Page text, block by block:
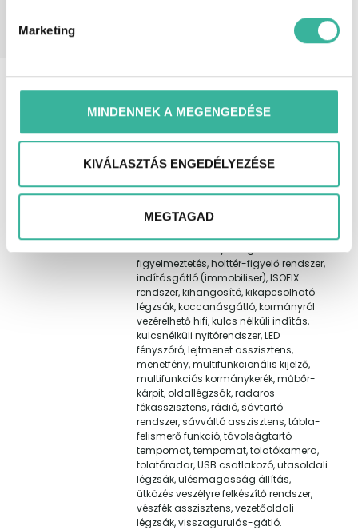
Marketing
MINDENNEK A MEGENGEDÉSE
KIVÁLASZTÁS ENGEDÉLYEZÉSE
MEGTAGAD
Extra
felszereltség
6 hangszóró, 360 fokos
kamerarendszer, ABS (blokkolásgátló),
Android Auto, Apple CarPlay, automata
fényszórókapcsolás, automatikus
segélyhívó, defekttűrő abroncsok,
elektromosan behajtható külső tükrök,
(menetstabilizátor), fáradtságérzékelő,
fűthető első ülés, guminyomás-
hátsó keresztirányú forgalomra
figyelmeztetés, holttér-figyelő rendszer,
indításgátló (immobiliser), ISOFIX
rendszer, kihangosító, kikapcsolható
légzsák, koccanásgátló, kormányról
vezérelhető hifi, kulcs nélküli indítás,
kulcsnélküli nyitórendszer, LED
fényszóró, lejtmenet asszisztens,
menetfény, multifunkcionális kijelző,
multifunkciós kormánykerék, műbőr-
kárpit, oldallégzsák, radaros
fékasszisztens, rádió, sávtartó
rendszer, sávváltó asszisztens, tábla-
felismerő funkció, távolságtartó
tempomat, tempomat, tolatókamera,
tolatóradar, USB csatlakozó, utasoldali
légzsák, ülésmagasság állítás,
ütközés veszélyre felkészítő rendszer,
vészfék asszisztens, vezetőoldali
légzsák, visszagurulás-gátló.